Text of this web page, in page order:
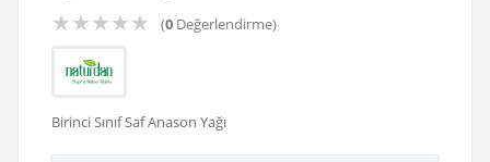
★★★★★ (0Değerlendirme)
Birinci Sınıf Saf Anason Yağı